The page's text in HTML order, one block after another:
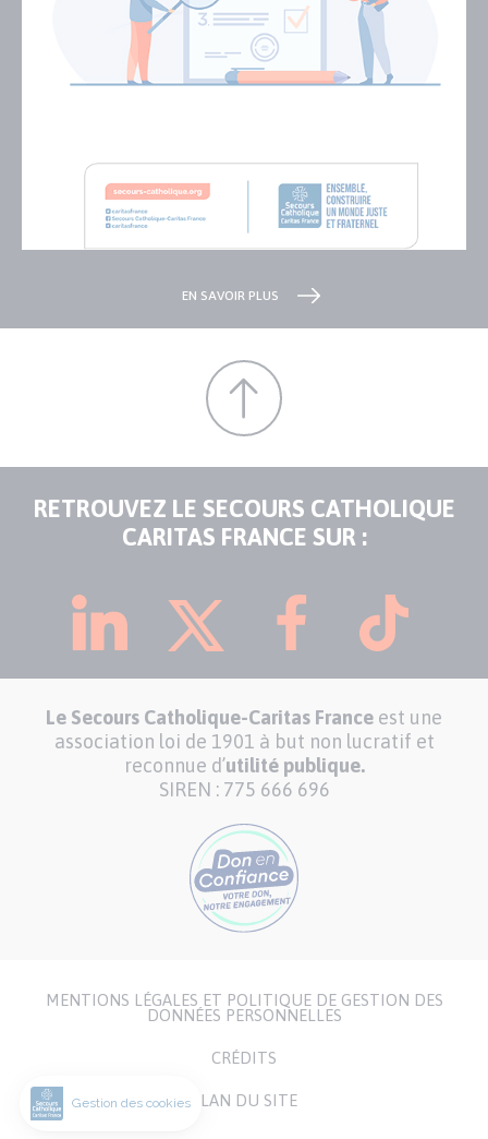
EN SAVOIR PLUS
RETROUVEZ LE SECOURS CATHOLIQUE
CARITAS FRANCE SUR :
Le Secours Catholique-Caritas France est une
association loi de 1901 à but non lucratif et
reconnue d’utilité publique.
SIREN : 775 666 696
page
MENTIONS LÉGALES ET POLITIQUE DE GESTION DES
DONNÉES PERSONNELLES
CRÉDITS
PLAN DU SITE